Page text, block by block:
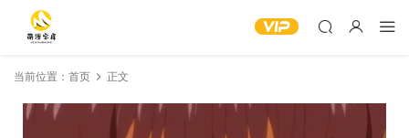
当前位置： 首页 正文